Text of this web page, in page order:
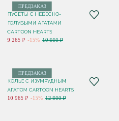
ПРЕДЗАКАЗ
ПУСЕТЫ C НЕБЕСНО-
ГОЛУБЫМИ АГАТАМИ
CARTOON HEARTS
9 265 ₽ -15% 10 900 ₽
ПРЕДЗАКАЗ
КОЛЬЕ C ИЗУМРУДНЫМ
АГАТОМ CARTOON HEARTS
10 965 ₽ -15% 12 900 ₽